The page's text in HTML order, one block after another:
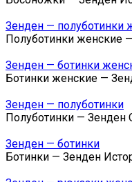
Зенден — полуботинки
Полуботинки женские
Зенден — ботинки
Ботинки женские —
Зенден — полуботинки
Полуботинки — Зенден
Зенден — ботинки
Ботинки — Зенден